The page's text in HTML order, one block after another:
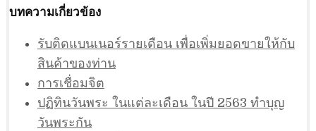
บทความเกี่ยวข้อง
รับติดแบนเนอร์รายเดือน เพื่อเพิ่มยอดขายให้กับ
สินค้าของท่าน
การเชื่อมจิต
ปฏิทินวันพระ ในแต่ละเดือน ในปี 2563 ทำบุญ
วันพระกัน